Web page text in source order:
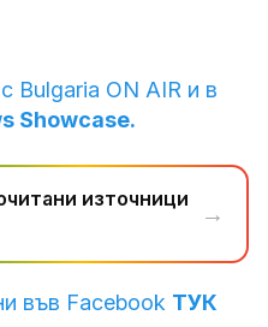
Bulgaria ON AIR и в
Showcase.
източници
→
във Facebook ТУК